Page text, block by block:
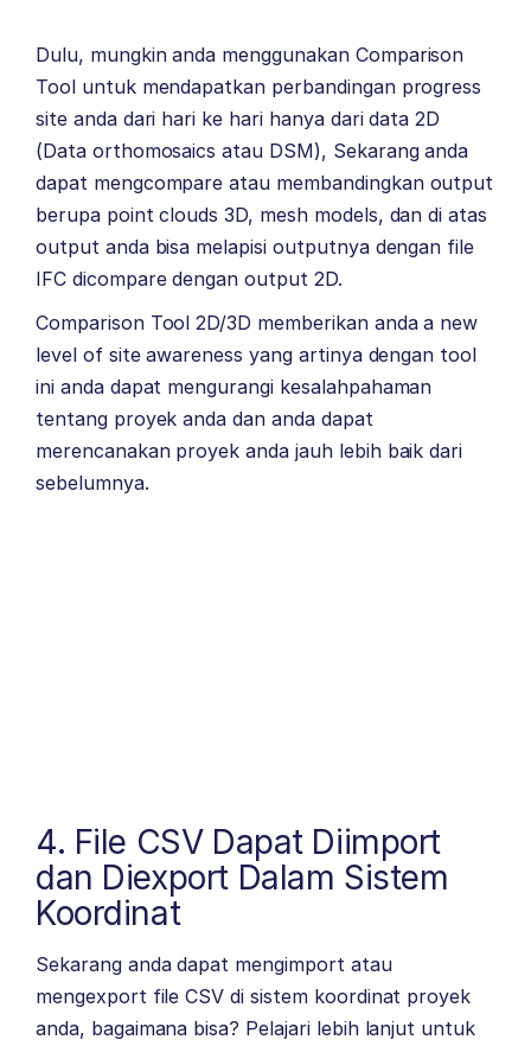
Dulu, mungkin anda menggunakan Comparison
Tool untuk mendapatkan perbandingan progress
site anda dari hari ke hari hanya dari data 2D
(Data orthomosaics atau DSM), Sekarang anda
dapat mengcompare atau membandingkan output
berupa point clouds 3D, mesh models, dan di atas
output anda bisa melapisi outputnya dengan file
IFC dicompare dengan output 2D.
Comparison Tool 2D/3D memberikan anda a new
level of site awareness yang artinya dengan tool
ini anda dapat mengurangi kesalahpahaman
tentang proyek anda dan anda dapat
merencanakan proyek anda jauh lebih baik dari
sebelumnya.
4. File CSV Dapat Diimport
dan Diexport Dalam Sistem
Koordinat
Sekarang anda dapat mengimport atau
mengexport file CSV di sistem koordinat proyek
anda, bagaimana bisa? Pelajari lebih lanjut untuk